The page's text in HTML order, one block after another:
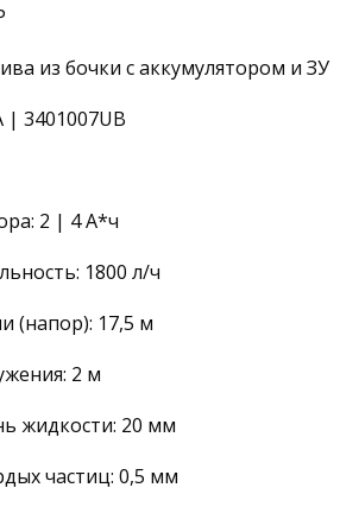
из бочки с аккумулятором и ЗУ
| 3401007UB
2 | 4 А*ч
1800 л/ч
(напор): 17,5 м
2 м
жидкости: 20 мм
частиц: 0,5 мм